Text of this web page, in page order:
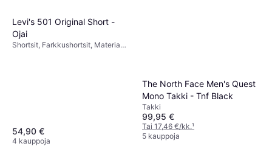
Levi's 501 Original Short -
Ojai
Shortsit, Farkkushortsit, Materiaali:
54,90 €
4 kauppoja
The North Face Men's Quest
Mono Takki - Tnf Black
Takki
99,95 €
Tai 17,46 €/kk.¹
5 kauppoja